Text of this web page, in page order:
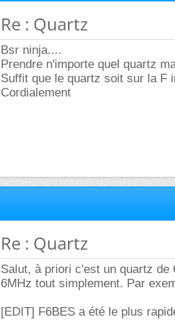
Re : Quartz
Bsr ninja....
Prendre n'importe quel quartz
Suffit que le quartz soit sur la F
Cordialement
Re : Quartz
Salut, à priori c'est un quartz
6MHz tout simplement. Par
[EDIT] F6BES a été le plus